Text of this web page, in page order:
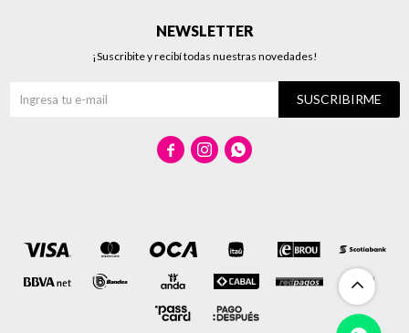
NEWSLETTER
¡Suscribite y recibí todas nuestras novedades!
SUSCRIBIRME
  